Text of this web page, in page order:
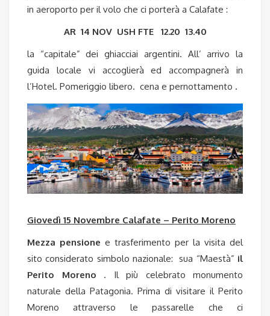
in aeroporto per il volo che ci porterà a Calafate :
AR 14 NOV USH FTE 12.20 13.40
la “capitale” dei ghiacciai argentini. All’ arrivo la
guida locale vi accoglierà ed accompagnerà in
l’Hotel. Pomeriggio libero. cena e pernottamento .
Giovedì 15 Novembre Calafate – Perito Moreno
Mezza pensione e trasferimento per la visita del
sito considerato simbolo nazionale: sua “Maestà” il
Perito Moreno . Il più celebrato monumento
naturale della Patagonia. Prima di visitare il Perito
Moreno attraverso le passarelle che ci